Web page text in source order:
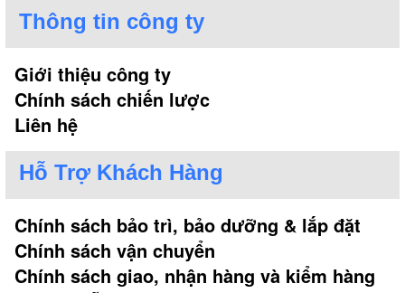
Thông tin công ty
Giới thiệu công ty
Chính sách chiến lược
Liên hệ
Hỗ Trợ Khách Hàng
Chính sách bảo trì, bảo dưỡng & lắp đặt
Chính sách vận chuyển
Chính sách giao, nhận hàng và kiểm hàng